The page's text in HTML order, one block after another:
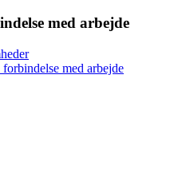
med arbejde
med arbejde